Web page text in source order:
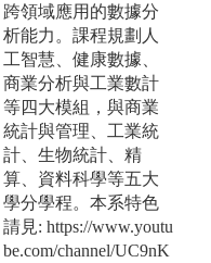
跨領域應用的數據分
析能力。課程規劃人
工智慧、健康數據、
商業分析與工業數計
等四大模組，與商業
統計與管理、工業統
計、生物統計、精
算、資料科學等五大
學分學程。本系特色
請見: https://www.youtu
be.com/channel/UC9nK